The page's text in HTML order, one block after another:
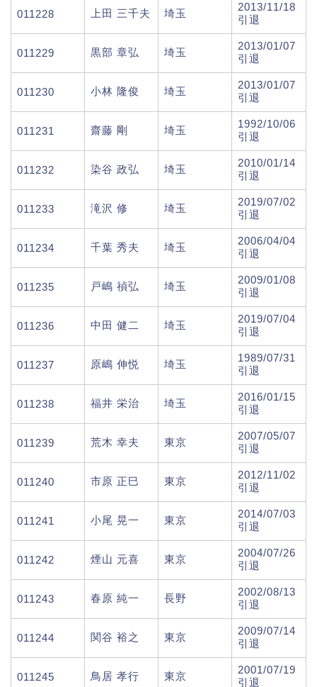
011228 上田 三千夫 埼玉
2013/11/18
引退
011229 黒部 章弘 埼玉
2013/01/07
引退
011230 小林 隆俊 埼玉
2013/01/07
引退
011231 齋藤 剛 埼玉
1992/10/06
引退
011232 染谷 政弘 埼玉
2010/01/14
引退
011233 滝沢 修 埼玉
2019/07/02
引退
011234 千葉 秀夫 埼玉
2006/04/04
引退
011235 戸嶋 禎弘 埼玉
2009/01/08
引退
011236 中田 健二 埼玉
2019/07/04
引退
011237 原嶋 伸悦 埼玉
1989/07/31
引退
011238 福井 栄治 埼玉
2016/01/15
引退
011239 荒木 幸夫 東京
2007/05/07
引退
011240 市原 正巳 東京
2012/11/02
引退
011241 小尾 晃一 東京
2014/07/03
引退
011242 煙山 元喜 東京
2004/07/26
引退
011243 春原 純一 長野
2002/08/13
引退
011244 関谷 裕之 東京
2009/07/14
引退
011245 鳥居 孝行 東京
2001/07/19
引退